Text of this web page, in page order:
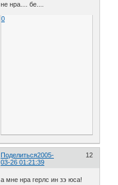
не нра.... бе....
0
Поделиться 12
2005-
03-26 01:21:39
а мне нра герлс ин зэ юса!